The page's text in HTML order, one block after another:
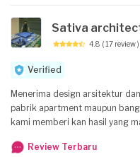
Sativa
4.8 ( 17 review )
Verified
Menerima design arsitektur
pabrik apartment maupun
kami memberi kan hasil yang
Review Terbaru